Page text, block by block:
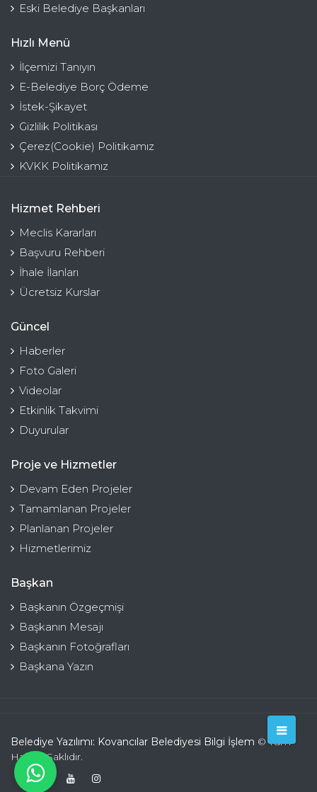
Eski Belediye Başkanları
Hızlı Menü
İlçemizi Tanıyın
E-Belediye Borç Ödeme
İstek-Şikayet
Gizlilik Politikası
Çerez(Cookie) Politikamız
KVKK Politikamız
Hizmet Rehberi
Meclis Kararları
Başvuru Rehberi
İhale İlanları
Ücretsiz Kurslar
Güncel
Haberler
Foto Galeri
Videolar
Etkinlik Takvimi
Duyurular
Proje ve Hizmetler
Devam Eden Projeler
Tamamlanan Projeler
Planlanan Projeler
Hizmetlerimiz
Başkan
Başkanın Özgeçmişi
Başkanın Mesajı
Başkanın Fotoğrafları
Başkana Yazın
Belediye Yazılımı: Kovancılar Belediyesi Bilgi İşlem © Tüm
Hakları Saklıdır.